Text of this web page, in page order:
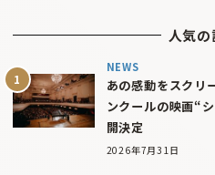
人気の
NEWS
あの感動をスクリ
ンクールの映画“
開決定
2026年7月31日